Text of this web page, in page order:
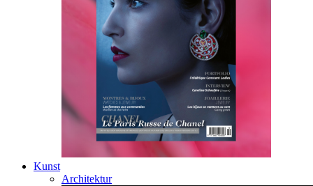
Kunst
Architektur